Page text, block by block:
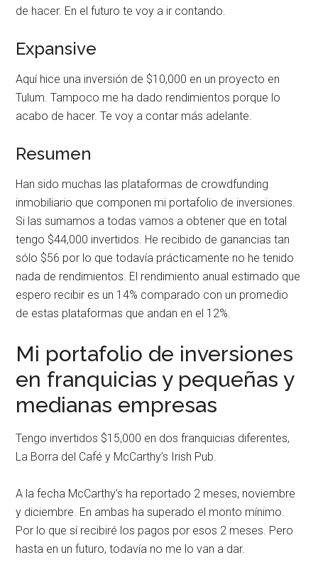
de hacer. En el futuro te voy a ir contando.
Expansive
Aquí hice una inversión de $10,000 en un proyecto en
Tulum. Tampoco me ha dado rendimientos porque lo
acabo de hacer. Te voy a contar más adelante.
Resumen
Han sido muchas las plataformas de crowdfunding
inmobiliario que componen mi portafolio de inversiones.
Si las sumamos a todas vamos a obtener que en total
tengo $44,000 invertidos. He recibido de ganancias tan
sólo $56 por lo que todavía prácticamente no he tenido
nada de rendimientos. El rendimiento anual estimado que
espero recibir es un 14% comparado con un promedio
de estas plataformas que andan en el 12%.
Mi portafolio de inversiones
en franquicias y pequeñas y
medianas empresas
Tengo invertidos $15,000 en dos franquicias diferentes,
La Borra del Café y McCarthy’s Irish Pub.
A la fecha McCarthy’s ha reportado 2 meses, noviembre
y diciembre. En ambas ha superado el monto mínimo.
Por lo que sí recibiré los pagos por esos 2 meses. Pero
hasta en un futuro, todavía no me lo van a dar.